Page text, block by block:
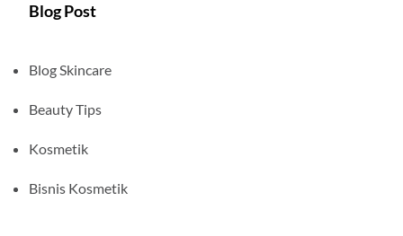
Blog Post
Blog Skincare
Beauty Tips
Kosmetik
Bisnis Kosmetik